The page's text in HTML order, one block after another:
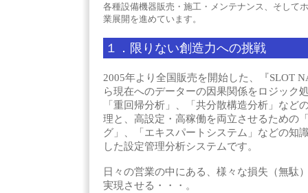
各種設備機器販売・施工・メンテナンス、そして
業展開を進めています。
１．限りない創造力への挑戦
2005年より全国販売を開始した、『SLOT
ら現在へのデーターの因果関係をロジック
「重回帰分析」、「共分散構造分析」など
理と、高設定・高稼働を両立させるための
グ」、「エキスパートシステム」などの知
した設定管理分析システムです。
日々の営業の中にある、様々な損失（無駄
実現させる・・・。